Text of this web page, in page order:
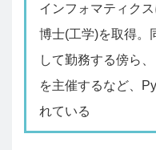
インフォマティク
博士(工学)を取得。
して勤務する傍ら
を主催するなど、
れている